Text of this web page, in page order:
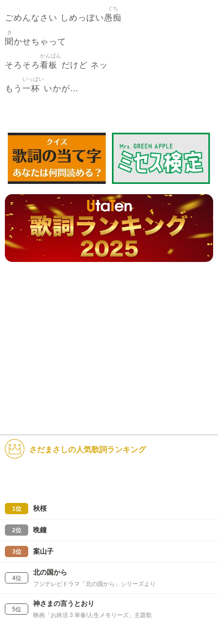
ごめんなさい しめっぽい愚痴
ぐち
聞
き
かせちゃって
そろそろ看板
かんばん
だけど ネッ
もう 一杯
いっぱい
いかが…
さだまさしの人気歌詞ランキング
1位 秋桜
2位 晩鐘
3位 案山子
4位
北の国から
フジテレビドラマ「北の国から」シリーズより
5位
神さまの言うとおり
映画「お終活 3 幸春!人生メモリーズ」主題歌